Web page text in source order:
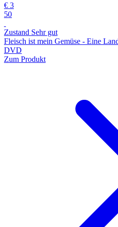
€ 3
50
Zustand Sehr gut
Fleisch ist mein Gemüse - Eine
DVD
Zum Produkt